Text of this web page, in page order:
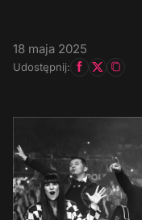
18 maja 2025
Udostępnij: